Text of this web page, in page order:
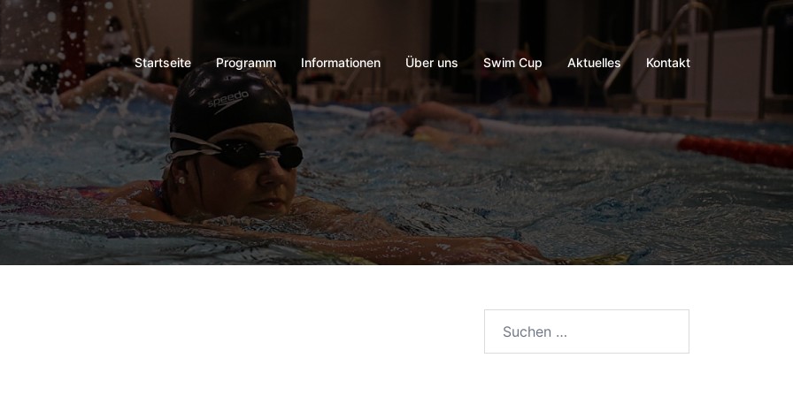
Startseite Programm Informationen Über uns Swim Cup Aktuelles Kontakt